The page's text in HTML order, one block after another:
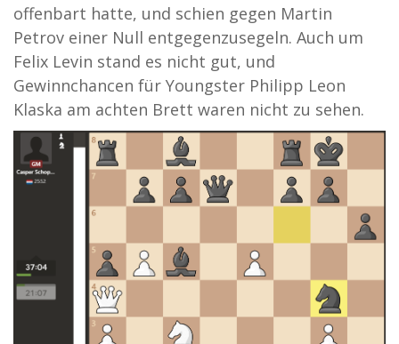
offenbart hatte, und schien gegen Martin
Petrov einer Null entgegenzusegeln. Auch um
Felix Levin stand es nicht gut, und
Gewinnchancen für Youngster Philipp Leon
Klaska am achten Brett waren nicht zu sehen.